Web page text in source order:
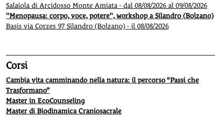
Salaiola di Arcidosso Monte Amiata - dal 08/08/2026 al 09/08/2026
"Menopausa: corpo, voce, potere", workshop a Silandro (Bolzano)
Basis via Corzes 97 Silandro (Bolzano) - il 08/08/2026
Corsi
Cambia vita camminando nella natura: il percorso “Passi che
Trasformano”
Master in EcoCounseling
Master di Biodinamica Craniosacrale